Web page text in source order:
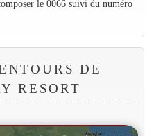
le 0066 suivi du numéro
DE
RESORT